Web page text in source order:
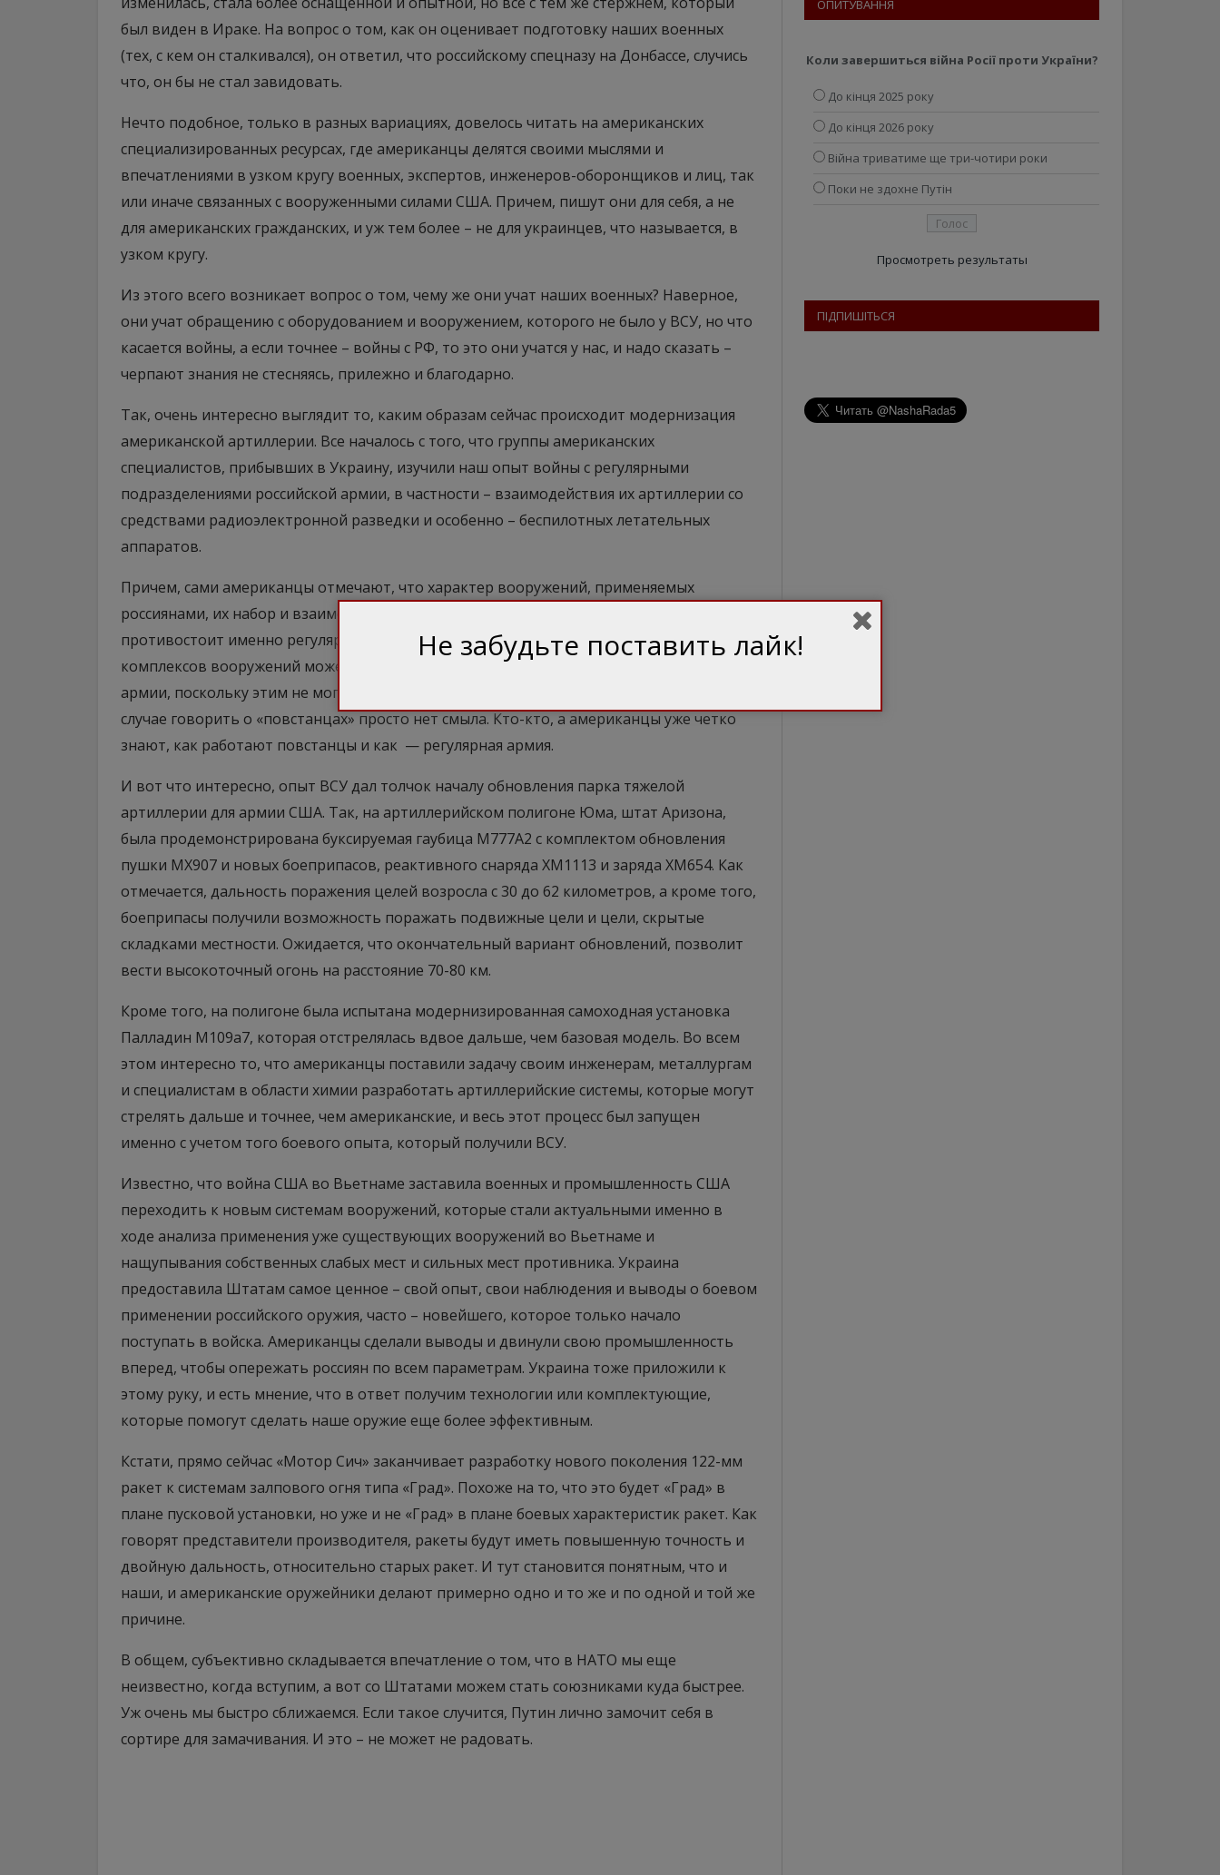
был виден в Ираке. На вопрос о том, как он оценивает подготовку наших военных
(тех, с кем он сталкивался), он ответил, что российскому спецназу на Донбассе, случись
что, он бы не стал завидовать.
Нечто подобное, только в разных вариациях, довелось читать на американских
специализированных ресурсах, где американцы делятся своими мыслями и
впечатлениями в узком кругу военных, экспертов, инженеров-оборонщиков и лиц, так
или иначе связанных с вооруженными силами США. Причем, пишут они для себя, а не
для американских гражданских, и уж тем более – не для украинцев, что называется, в
узком кругу.
Из этого всего возникает вопрос о том, чему же они учат наших военных? Наверное,
они учат обращению с оборудованием и вооружением, которого не было у ВСУ, но что
касается войны, а если точнее – войны с РФ, то это они учатся у нас, и надо сказать –
черпают знания не стесняясь, прилежно и благодарно.
Так, очень интересно выглядит то, каким образам сейчас происходит модернизация
американской артиллерии. Все началось с того, что группы американских
специалистов, прибывших в Украину, изучили наш опыт войны с регулярными
подразделениями российской армии, в частности – взаимодействия их артиллерии со
средствами радиоэлектронной разведки и особенно – беспилотных летательных
аппаратов.
Причем, сами американцы отмечают, что характер вооружений, применяемых
россиянами, их набор и взаимодействие, четко указывают на то, что украинской армии
противостоит именно регулярная армия РФ. Плотное взаимодействие различных
комплексов вооружений может быть достигнуто исключительно силами кадровой
армии, поскольку этим не могут похвастаться даже многие армии стран НАТО. В этом
случае говорить о «повстанцах» просто нет смыла. Кто-кто, а американцы уже четко
знают, как работают повстанцы и как — регулярная армия.
И вот что интересно, опыт ВСУ дал толчок началу обновления парка тяжелой
артиллерии для армии США. Так, на артиллерийском полигоне Юма, штат Аризона,
была продемонстрирована буксируемая гаубица М777А2 с комплектом обновления
пушки МХ907 и новых боеприпасов, реактивного снаряда ХМ1113 и заряда ХМ654. Как
отмечается, дальность поражения целей возросла с 30 до 62 километров, а кроме того,
боеприпасы получили возможность поражать подвижные цели и цели, скрытые
складками местности. Ожидается, что окончательный вариант обновлений, позволит
вести высокоточный огонь на расстояние 70-80 км.
Кроме того, на полигоне была испытана модернизированная самоходная установка
Палладин M109a7, которая отстрелялась вдвое дальше, чем базовая модель. Во всем
этом интересно то, что американцы поставили задачу своим инженерам, металлургам
и специалистам в области химии разработать артиллерийские системы, которые могут
стрелять дальше и точнее, чем американские, и весь этот процесс был запущен
именно с учетом того боевого опыта, который получили ВСУ.
Известно, что война США во Вьетнаме заставила военных и промышленность США
переходить к новым системам вооружений, которые стали актуальными именно в
ходе анализа применения уже существующих вооружений во Вьетнаме и
нащупывания собственных слабых мест и сильных мест противника. Украина
предоставила Штатам самое ценное – свой опыт, свои наблюдения и выводы о боевом
применении российского оружия, часто – новейшего, которое только начало
поступать в войска. Американцы сделали выводы и двинули свою промышленность
вперед, чтобы опережать россиян по всем параметрам. Украина тоже приложили к
этому руку, и есть мнение, что в ответ получим технологии или комплектующие,
которые помогут сделать наше оружие еще более эффективным.
Кстати, прямо сейчас «Мотор Сич» заканчивает разработку нового поколения 122-мм
ракет к системам залпового огня типа «Град». Похоже на то, что это будет «Град» в
плане пусковой установки, но уже и не «Град» в плане боевых характеристик ракет. Как
говорят представители производителя, ракеты будут иметь повышенную точность и
двойную дальность, относительно старых ракет. И тут становится понятным, что и
наши, и американские оружейники делают примерно одно и то же и по одной и той же
причине.
В общем, субъективно складывается впечатление о том, что в НАТО мы еще
неизвестно, когда вступим, а вот со Штатами можем стать союзниками куда быстрее.
Уж очень мы быстро сближаемся. Если такое случится, Путин лично замочит себя в
сортире для замачивания. И это – не может не радовать.
ОПИТУВАННЯ
Коли завершиться війна Росії проти України?
До кінця 2025 року
До кінця 2026 року
Війна триватиме ще три-чотири роки
Поки не здохне Путін
Просмотреть результаты
ПІДПИШІТЬСЯ
Не забудьте поставить лайк!